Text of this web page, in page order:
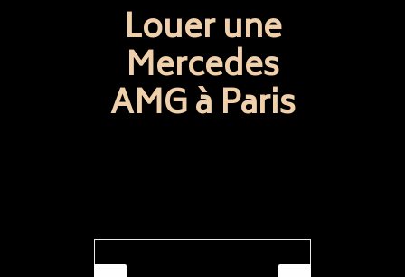
Louer une
Mercedes
AMG à Paris